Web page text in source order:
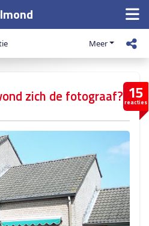
Meer
15
reacties
zich de fotograaf?